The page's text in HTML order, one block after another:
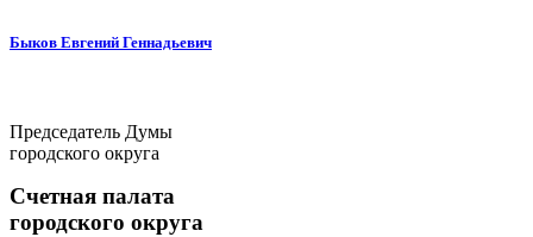
Быков Евгений Геннадьевич
Председатель Думы
городского округа
Счетная палата
городского округа